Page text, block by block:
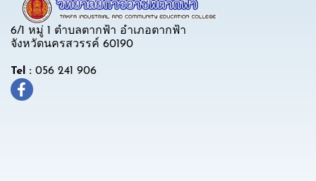
6/1 หมู่ 1 ตำบลตากฟ้า อำเภอตากฟ้า
จังหวัดนครสวรรค์ 60190
Tel : 056 241 906